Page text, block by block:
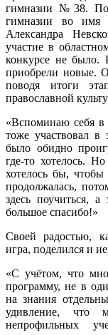
гимназии №38.
гимназии во имя
Александра
участие в
конкурсе не было.
приобрели новые.
поводя итоги
православной
«Вспоминаю себя в
тоже участвовал в
было обидно
где-то хотелось.
хотелось бы,
продолжалась,
здесь поучиться,
большое спасибо!»
Своей радостью,
игра, поделился и
«С учётом, что
программу, не в
на знания
удивление,
непрофильных